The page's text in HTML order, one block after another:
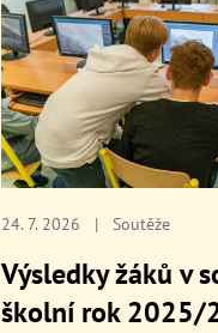
24. 7. 2026 | Soutěže
Výsledky žáků v
školní rok 2025/